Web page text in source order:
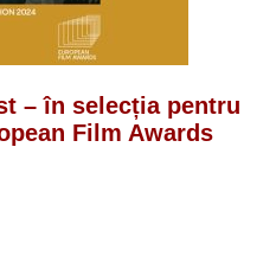
– în selecția pentru
Film Awards